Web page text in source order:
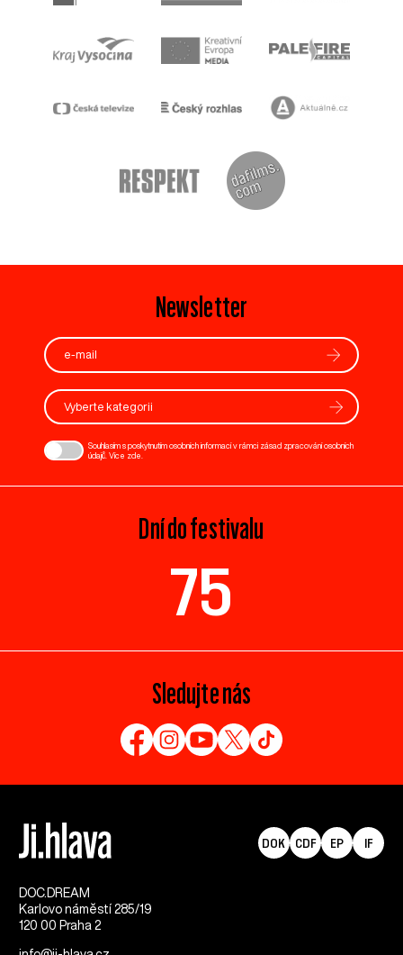
Newsletter
Vyberte kategorii
Souhlasím s poskytnutím osobních informací v rámci zásad zpracování osobních
údajů. Více zde
Dní do festivalu
75
Sledujte nás
DOC.DREAM​
Karlovo náměstí 285/19
120 00 Praha 2
DOK CDF EP IF